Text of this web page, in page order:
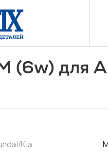
(6w) для
Kia